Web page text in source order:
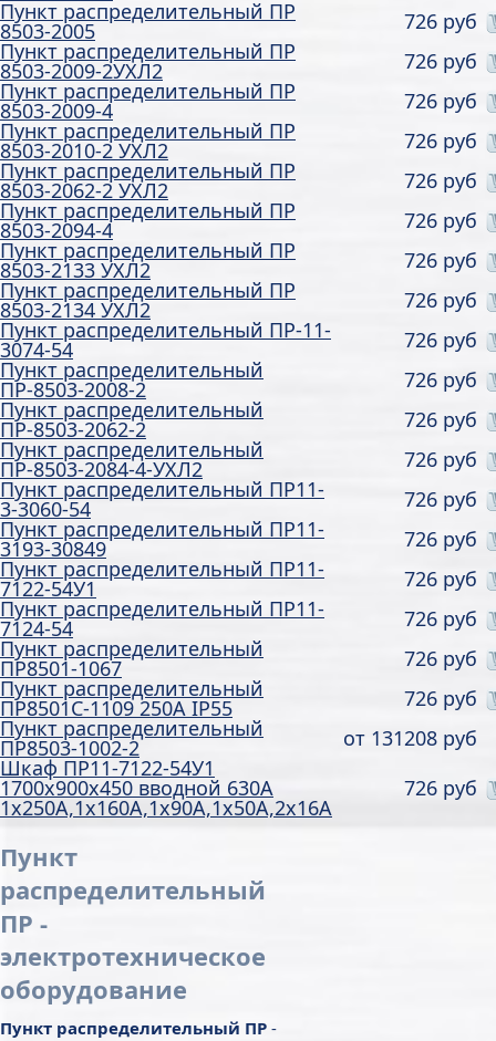
Пункт распределительный ПР
8503-2005
726 руб
Пункт распределительный ПР
8503-2009-2УХЛ2
726 руб
Пункт распределительный ПР
8503-2009-4
726 руб
Пункт распределительный ПР
8503-2010-2 УХЛ2
726 руб
Пункт распределительный ПР
8503-2062-2 УХЛ2
726 руб
Пункт распределительный ПР
8503-2094-4
726 руб
Пункт распределительный ПР
8503-2133 УХЛ2
726 руб
Пункт распределительный ПР
8503-2134 УХЛ2
726 руб
Пункт распределительный ПР-11-
3074-54
726 руб
Пункт распределительный
ПР-8503-2008-2
726 руб
Пункт распределительный
ПР-8503-2062-2
726 руб
Пункт распределительный
ПР-8503-2084-4-УХЛ2
726 руб
Пункт распределительный ПР11-
3-3060-54
726 руб
Пункт распределительный ПР11-
3193-30849
726 руб
Пункт распределительный ПР11-
7122-54У1
726 руб
Пункт распределительный ПР11-
7124-54
726 руб
Пункт распределительный
ПР8501-1067
726 руб
Пункт распределительный
ПР8501С-1109 250А IP55
726 руб
Пункт распределительный
ПР8503-1002-2 от 131208 руб
Шкаф ПР11-7122-54У1
1700х900х450 вводной 630А
1х250А,1х160А,1х90А,1х50А,2х16А
726 руб
Пункт
распределительный
ПР -
электротехническое
оборудование
Пункт распределительный ПР -